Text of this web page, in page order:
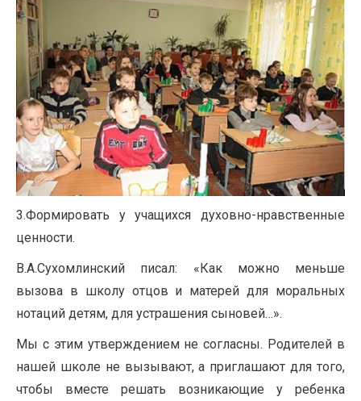
3.Формировать у учащихся духовно-нравственные
ценности.
В.А.Сухомлинский писал: «Как можно меньше
вызова в школу отцов и матерей для моральных
нотаций детям, для устрашения сыновей…».
Мы с этим утверждением не согласны. Родителей в
нашей школе не вызывают, а приглашают для того,
чтобы вместе решать возникающие у ребенка